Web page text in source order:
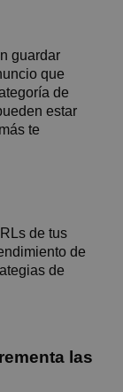
guardar
que
de
estar
te
de tus
de
de
las